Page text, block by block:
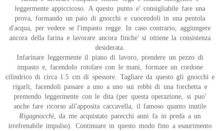
leggermente appiccicoso. A questo punto e' consigliabile fare una
prova, formando un paio di gnocchi e cuocendoli in una pentola
d'acqua, per vedere se l'impasto regge. In caso contrario, aggiungere
ancora della farina e lavorare ancora finche' si ottiene la consistenza
desiderata.
Infarinare leggermente il piano di lavoro, prendere un pezzo di
impasto e, facendolo rotolare con le mani, formare un cordone
cilindrico di circa 1.5 cm di spessore. Tagliare da questo gli gnocchi e
rigarli, facendoli passare a uno a uno sui rebbi di una forchetta e
premendo leggermente con le dita (per questa operazione, si puo'
anche fare ricorso all'apposita caccavella, il famoso quanto inutile
Rigagnocchi, da me acquistato parecchi anni fa in preda a un
irrefrenabile impulso). Continuare in questo modo fino a esaurimento